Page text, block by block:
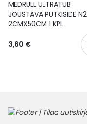
MEDRULL ULTRATUB
JOUSTAVA PUTKISIDE N2
2CMX50CM 1 KPL
3,60 €